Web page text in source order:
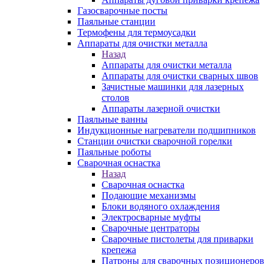
Газосварочные посты
Паяльные станции
Термофены для термоусадки
Аппараты для очистки металла
Назад
Аппараты для очистки металла
Аппараты для очистки сварных швов
Зачистные машинки для лазерных
столов
Аппараты лазерной очистки
Паяльные ванны
Индукционные нагреватели подшипников
Станции очистки сварочной горелки
Паяльные роботы
Сварочная оснастка
Назад
Сварочная оснастка
Подающие механизмы
Блоки водяного охлаждения
Электросварные муфты
Сварочные центраторы
Сварочные пистолеты для приварки
крепежа
Патроны для сварочных позиционеров